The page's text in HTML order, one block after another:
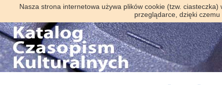
Nasza strona internetowa używa plików cookie (tzw.
przeglądarce, dzięki